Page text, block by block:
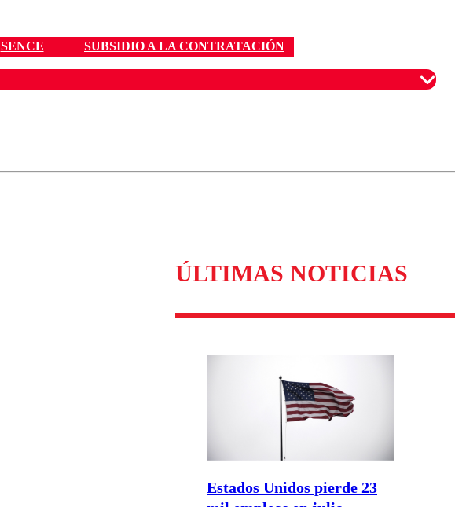
SENCE SUBSIDIO A LA CONTRATACIÓN
ÚLTIMAS NOTICIAS
Estados Unidos pierde 23